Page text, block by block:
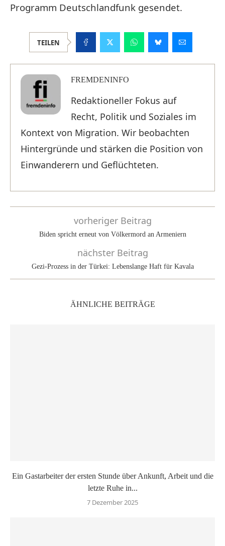
Programm Deutschlandfunk gesendet.
TEILEN
FREMDENINFO
Redaktioneller Fokus auf
Recht, Politik und Soziales im
Kontext von Migration. Wir beobachten
Hintergründe und stärken die Position von
Einwanderern und Geflüchteten.
vorheriger Beitrag
Biden spricht erneut von Völkermord an Armeniern
nächster Beitrag
Gezi-Prozess in der Türkei: Lebenslange Haft für Kavala
ÄHNLICHE BEITRÄGE
Ein Gastarbeiter der ersten Stunde über Ankunft, Arbeit und die
letzte Ruhe in...
7 Dezember 2025